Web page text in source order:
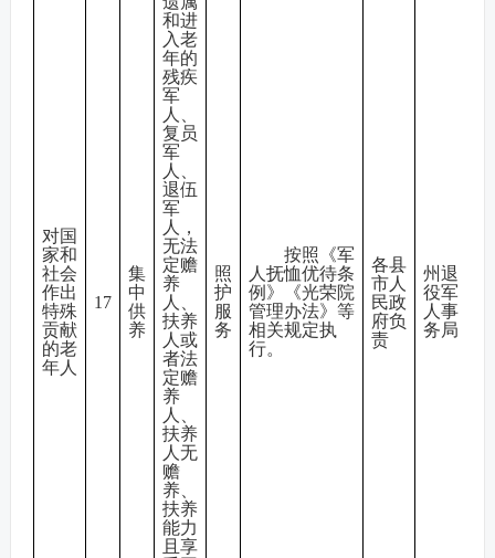
对国
家和
社会
作出
特殊
贡献
的老
年人
17
集
中
供
养
和进
入老
年的
残疾
军
人、
复员
军
人、
退伍
军
人，
无法
定赡
养
人、
扶养
人或
者法
定赡
养
人、
扶养
人无
赡
养、
扶养
能力
且享
照
护
服
务
按照《军
人抚恤优待条
例》《光荣院
管理办法》等
相关规定执
行。
各县
市人
民政
府负
责
州退
役军
人事
务局